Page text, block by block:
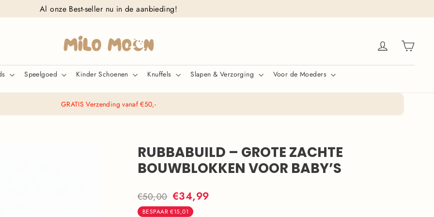
Al onze Best-seller nu in de aanbieding!
Inloggen
Speelgoed Kinder Schoenen Knuffels Slapen & Verzorging Voor de Moeders
GRATIS Verzending vanaf €50,-
RUBBABUILD – GROTE ZACHTE
BOUWBLOKKEN VOOR BABY’S
Normale
prijs
€50,00 Actieprijs
€34,99
BESPAAR€15,01